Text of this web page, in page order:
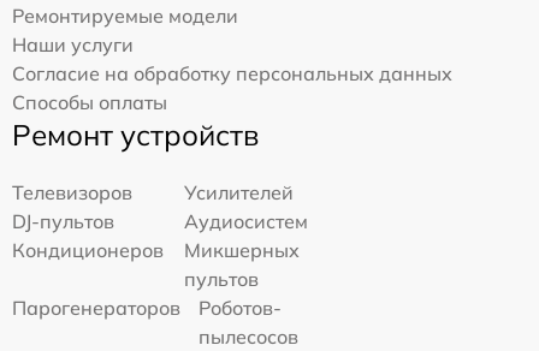
Ремонтируемые модели
Наши услуги
Согласие на обработку персональных данных
Способы оплаты
Ремонт устройств
Телевизоров
Усилителей
DJ-пультов
Аудиосистем
Кондиционеров
Микшерных
пультов
Парогенераторов
Роботов-
пылесосов